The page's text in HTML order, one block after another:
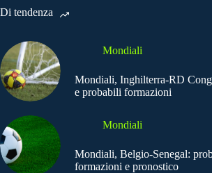
Di tendenza
Mondiali
Mondiali, Inghilterra-RD
e probabili formazioni
Mondiali
Mondiali, Belgio-Senegal:
formazioni e pronostico